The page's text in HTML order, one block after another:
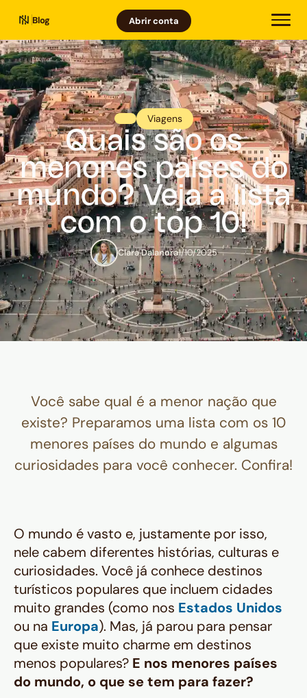
Blog Abrir conta
Viagens
Quais são os
menores países do
mundo? Veja a lista
com o top 10!
Clara Dalanora1/10/2025
Você sabe qual é a menor nação que
existe? Preparamos uma lista com os 10
menores países do mundo e algumas
curiosidades para você conhecer. Confira!
O mundo é vasto e, justamente por isso,
nele cabem diferentes histórias, culturas e
curiosidades. Você já conhece destinos
turísticos populares que incluem cidades
muito grandes (como nos Estados Unidos
ou na Europa). Mas, já parou para pensar
que existe muito charme em destinos
menos populares? E nos menores países
do mundo, o que se tem para fazer?